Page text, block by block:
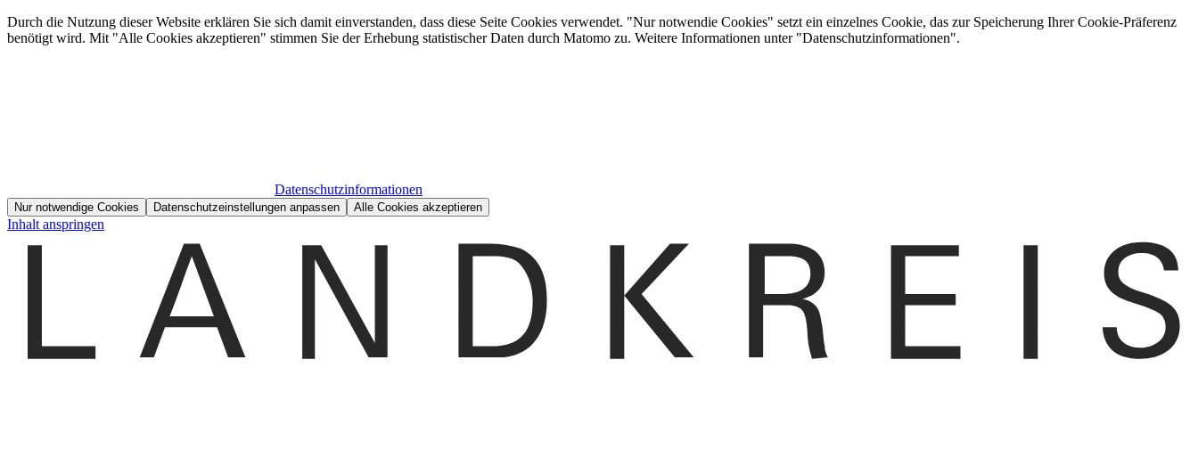
Durch die Nutzung dieser Website erklären Sie sich damit einverstanden, dass diese Seite Cookies verwendet. "Nur notwendie Cookies" setzt ein einzelnes Cookie, das zur Speicherung Ihrer Cookie-Präferenz
benötigt wird. Mit "Alle Cookies akzeptieren" stimmen Sie der Erhebung statistischer Daten durch Matomo zu. Weitere Informationen unter "Datenschutzinformationen".
Datenschutzinformationen
Nur notwendige Cookies Datenschutzeinstellungen anpassen Alle Cookies akzeptieren
Inhalt anspringen